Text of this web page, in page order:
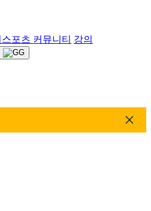
스포츠 커뮤니티 강의